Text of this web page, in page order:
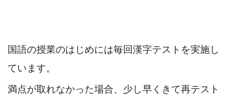
国語の授業のはじめには毎回漢字テストを実施し
ています。
満点が取れなかった場合、少し早くきて再テスト